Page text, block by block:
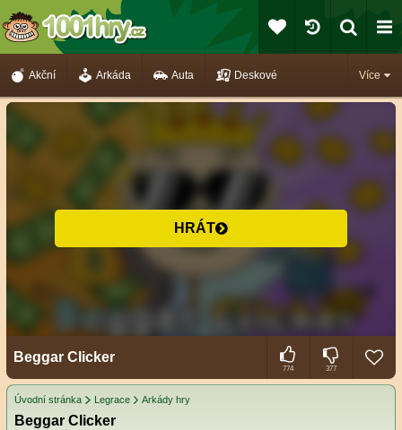
Více
Akční Arkáda Auta Deskové
HRÁT
Beggar Clicker
774 377
Úvodní stránka Legrace Arkády hry
Beggar Clicker